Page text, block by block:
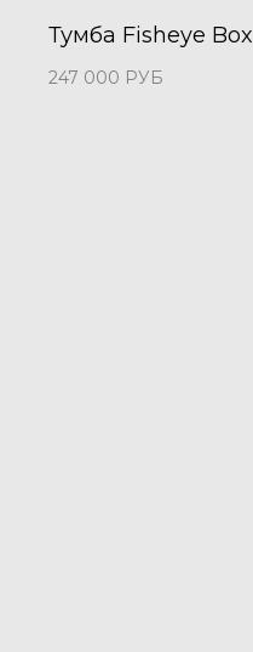
Тумба Fisheye Box
247 000 РУБ